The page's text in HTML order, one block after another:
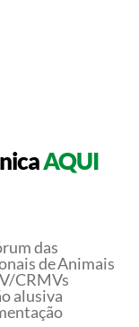
AQUI
das
de Animais
CRMVs
alusiva